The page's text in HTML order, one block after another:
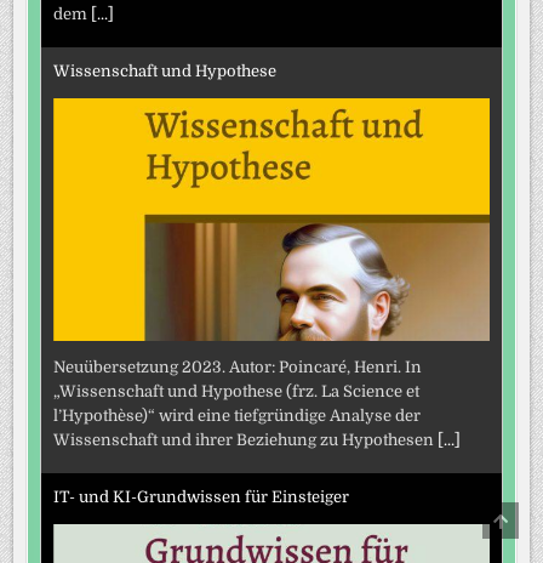
dem [...]
Wissenschaft und Hypothese
Neuübersetzung 2023. Autor: Poincaré, Henri. In
„Wissenschaft und Hypothese (frz. La Science et
l’Hypothèse)“ wird eine tiefgründige Analyse der
Wissenschaft und ihrer Beziehung zu Hypothesen [...]
IT- und KI-Grundwissen für Einsteiger
TO
TOP